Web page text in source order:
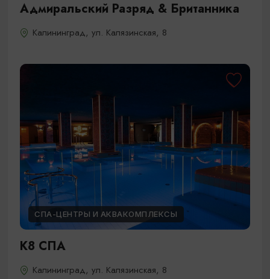
Адмиральский Разряд & Британника
Калининград, ул. Калязинская, 8
СПА-ЦЕНТРЫ И АКВАКОМПЛЕКСЫ
К8 СПА
Калининград, ул. Калязинская, 8